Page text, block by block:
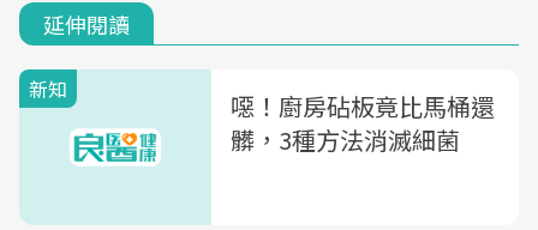
延伸閱讀
新知
噁！廚房砧板竟比馬桶還
髒，3種方法消滅細菌